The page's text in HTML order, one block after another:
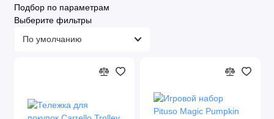
Подбор по параметрам
Выберите фильтры